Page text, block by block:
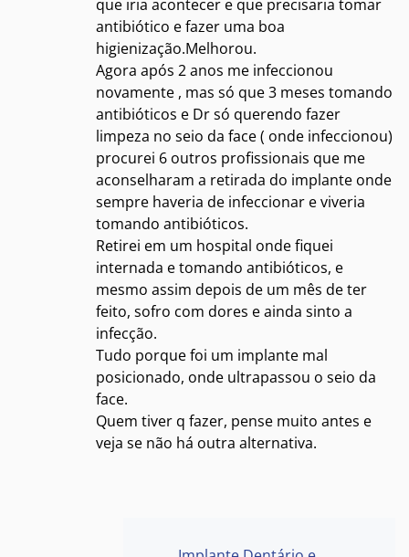
que iria acontecer e que precisaria tomar
antibiótico e fazer uma boa
higienização.Melhorou.
Agora após 2 anos me infeccionou
novamente , mas só que 3 meses tomando
antibióticos e Dr só querendo fazer
limpeza no seio da face ( onde infeccionou)
procurei 6 outros profissionais que me
aconselharam a retirada do implante onde
sempre haveria de infeccionar e viveria
tomando antibióticos.
Retirei em um hospital onde fiquei
internada e tomando antibióticos, e
mesmo assim depois de um mês de ter
feito, sofro com dores e ainda sinto a
infecção.
Tudo porque foi um implante mal
posicionado, onde ultrapassou o seio da
face.
Quem tiver q fazer, pense muito antes e
veja se não há outra alternativa.